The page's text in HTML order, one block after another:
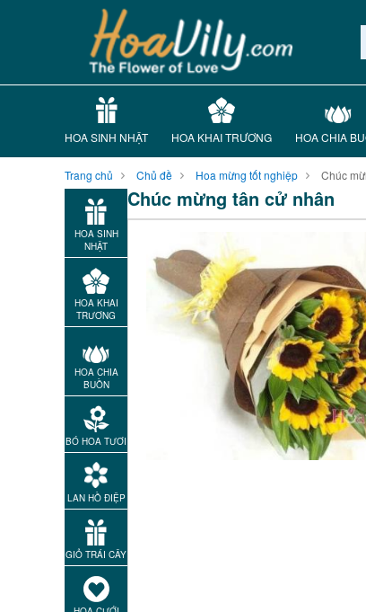
HOA SINH NHẬT HOA KHAI TRƯƠNG HOA CHIA
Trang chủ Chủ đề Hoa mừng tốt nghiệp Chúc
HOA SINH
NHẬT
HOA KHAI
TRƯƠNG
HOA CHIA
BUỒN
BÓ HOA TƯƠI
LAN HỒ ĐIỆP
GIỎ TRÁI CÂY
Chúc mừng tân cử nhân